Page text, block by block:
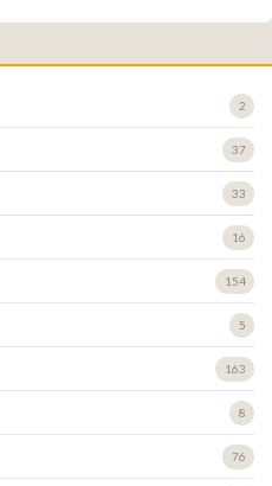
2
37
33
16
154
5
163
8
76